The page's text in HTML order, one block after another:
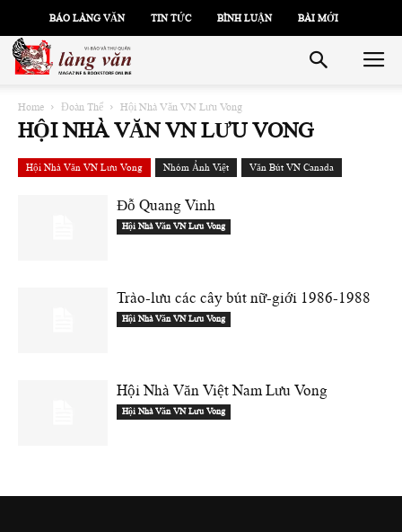
BÁO LÀNG VĂN TIN TỨC BÌNH LUẬN BÀI MỚI
Home Đoàn Thể Hội Nhà Văn VN Lưu Vong
HỘI NHÀ VĂN VN LƯU VONG
Hội Nhà Văn VN Lưu Vong Nhóm Ảnh Việt Văn Bút VN Canada
Đỗ Quang Vinh
Hội Nhà Văn VN Lưu Vong
Trào-lưu các cây bút nữ-giới 1986-1988
Hội Nhà Văn VN Lưu Vong
Hội Nhà Văn Việt Nam Lưu Vong
Hội Nhà Văn VN Lưu Vong